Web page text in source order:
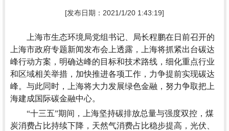
[发布日期：2021/1/20 1:43:19]
上海市生态环境局党组书记、局长程鹏在日前召开的
上海市政府专题新闻发布会上透露，上海将抓紧出台碳达
峰行动方案，明确达峰的目标和技术路线，细化重点行业
和区域相关举措，加快推进各项工作，力争提前实现碳达
峰。与此同时，上海将大力发展绿色金融，努力争取把上
海建成国际碳金融中心。
“十三五”期间，上海坚持碳排放总量与强度双控，煤
炭消费占比持续下降，天然气消费占比稳步提高，光伏、